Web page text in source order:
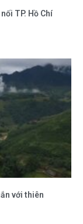
TP. Hồ Chí
với thiên